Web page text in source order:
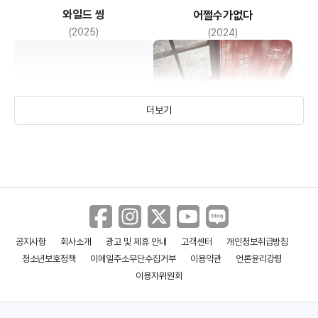
와일드 씽
(2025)
어쩔수가없다
(2024)
전,란 거미집
더보기
공지사항 회사소개 광고 및 제휴 안내 고객센터
개인정보취급방침
청소년보호정책
이메일주소무단수집거부 이용약관
언론윤리강령
이용자위원회